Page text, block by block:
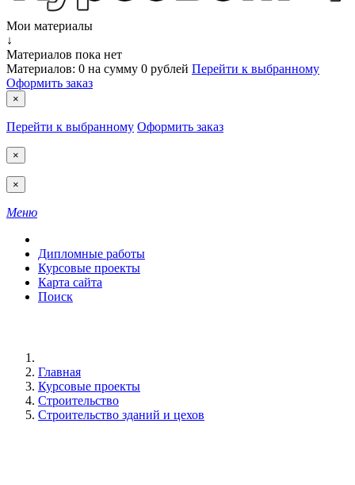
Мои материалы
↓
Материалов пока нет
Материалов: 0 на сумму 0 рублей Перейти к выбранному
Оформить заказ
×
Перейти к выбранному Оформить заказ
×
×
Меню
Дипломные работы
Курсовые проекты
Карта сайта
Поиск
Главная
Курсовые проекты
Строительство
Строительство зданий и цехов